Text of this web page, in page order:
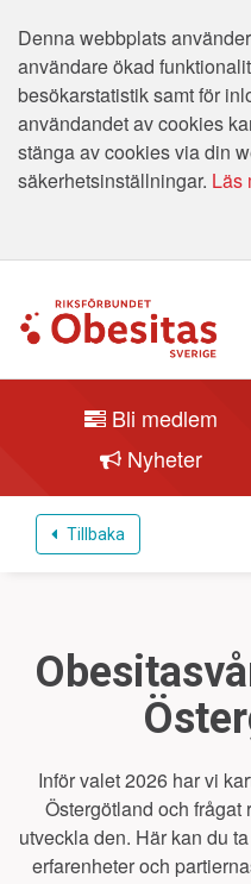
Denna webbplats
användare ökad
besökarstatistik samt för
användandet av cookies
stänga av cookies via din
säkerhetsinställningar. Läs
Bli medlem
Nyheter
Tillbaka
Inför valet 2026 har vi
Östergötland och
utveckla den. Här kan du
erfarenheter och